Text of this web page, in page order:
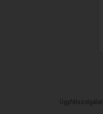
Ügyfélszolgálat